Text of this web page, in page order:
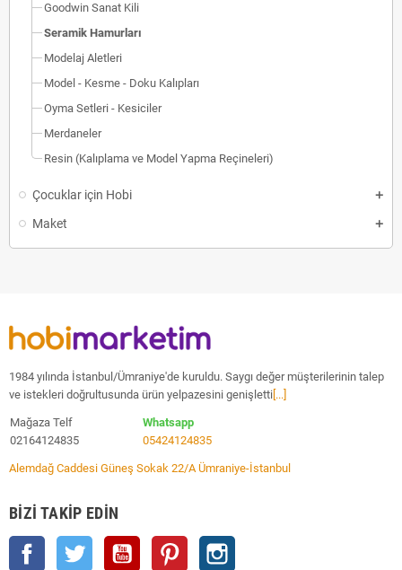
Goodwin Sanat Kili
Seramik Hamurları
Modelaj Aletleri
Model - Kesme - Doku Kalıpları
Oyma Setleri - Kesiciler
Merdaneler
Resin (Kalıplama ve Model Yapma Reçineleri)
Çocuklar için Hobi
Maket
1984 yılında İstanbul/Ümraniye'de kuruldu. Saygı değer müşterilerinin talep
ve istekleri doğrultusunda ürün yelpazesini genişletti [...]
Mağaza Telf
02164124835
Whatsapp
05424124835
Alemdağ Caddesi Güneş Sokak 22/A Ümraniye-İstanbul
BIZI TAKIP EDIN
Facebook Twitter YouTube Pinterest